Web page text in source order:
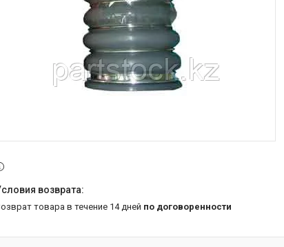
возврат товара в течение 14 дней по договоренности